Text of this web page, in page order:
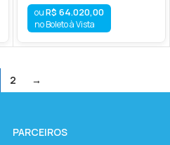
R$ 64.020,00
no Boleto à Vista
2 →
PARCEIROS